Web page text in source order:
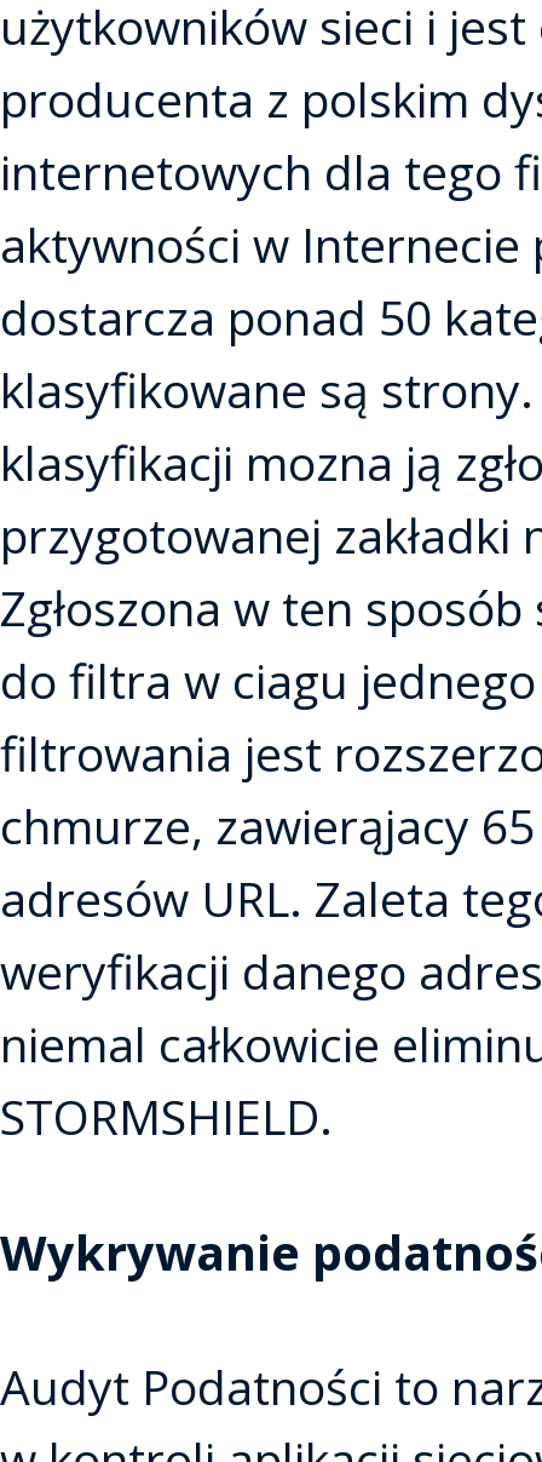
użytkowników sieci i jest
producenta z polskim
internetowych dla tego
aktywności w
dostarcza ponad 50
klasyfikowane są
klasyfikacji mozna ją
przygotowanej
Zgłoszona w ten
do filtra w ciagu
filtrowania jest
chmurze, zawierąjacy
adresów URL. Zaleta
weryfikacji danego
niemal całkowicie
STORMSHIELD.
Wykrywanie
Audyt Podatności to